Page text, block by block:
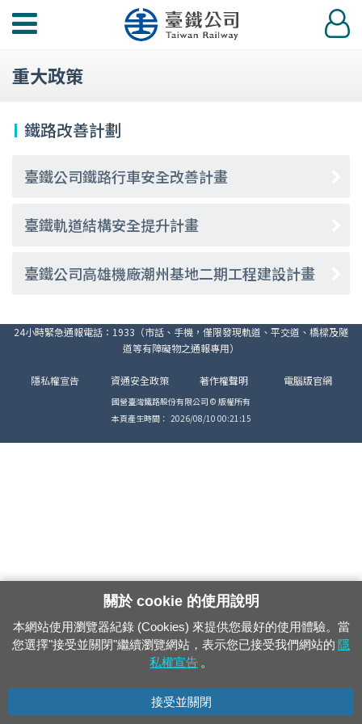
功
選
登
入
重大政策
鐵路改善計劃
臺鐵公司鐵路行車安全改善計畫
臺鐵軌道結構安全提升計畫
臺鐵公司高雄機廠潮州基地二期工程建設計畫
24小時緊急通報電話：1933（市話、手機，僅限發現軌道、平交道、橋樑及隧
道等有障礙物之通報專用）
隱私權宣告 資通安全政策 著作權聲明 電腦版官網
國營臺灣鐵路股份有限公司 © 版權所有
本頁產生時間： 2026/08/10 00:21:15
關於 cookie 的使用說明
本網站使用瀏覽器紀錄 (Cookies) 來提供您最好的使用體驗。當
您選擇"接受並關閉"繼續瀏覽網站，表示您已接受我們網站的 隱
私權宣告 。
接受並關閉